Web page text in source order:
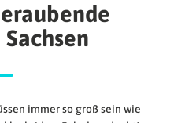
immer so groß sein wie